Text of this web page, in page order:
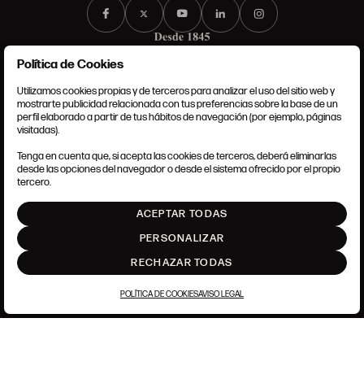
CONDICIONES GENERALES
POLÍTICA DE COOKIES
AJUSTE DE COOKIES
Política de Cookies
Utilizamos cookies propias y de terceros para analizar el uso del sitio web y
mostrarte publicidad relacionada con tus preferencias sobre la base de un
perfil elaborado a partir de tus hábitos de navegación (por ejemplo, páginas
visitadas).
Tenga en cuenta que, si acepta las cookies de terceros, deberá eliminarlas
desde las opciones del navegador o desde el sistema ofrecido por el propio
tercero.
ACEPTAR TODAS
PERSONALIZAR
RECHAZAR TODAS
POLÍTICA DE COOKIESAVISO LEGAL